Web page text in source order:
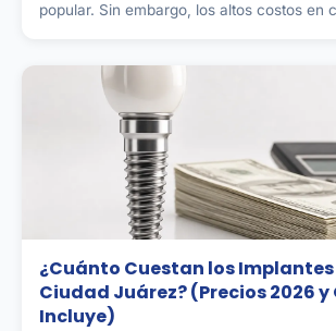
popular. Sin embargo, los altos costos en
¿Cuánto Cuestan los
Ciudad Juárez? (Precios 2026 y
Incluye)